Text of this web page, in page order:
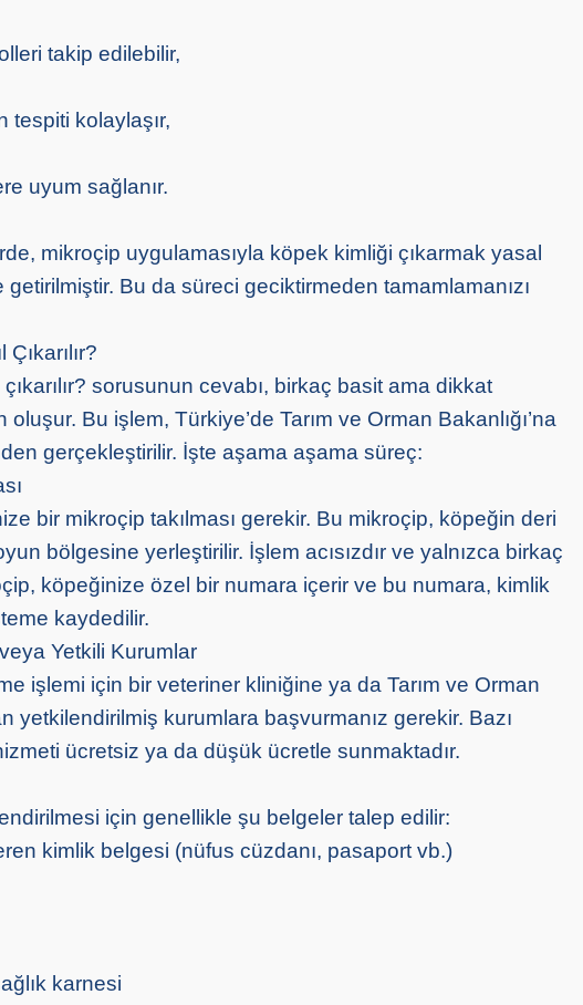
takip edilebilir,
tespiti kolaylaşır,
uyum sağlanır.
mikroçip uygulamasıyla köpek kimliği çıkarmak yasal
Bu da süreci geciktirmeden tamamlamanızı
sorusunun cevabı, birkaç basit ama dikkat
Bu işlem, Türkiye’de Tarım ve Orman Bakanlığı’na
gerçekleştirilir. İşte aşama aşama süreç:
bir mikroçip takılması gerekir. Bu mikroçip, köpeğin deri
bölgesine yerleştirilir. İşlem acısızdır ve yalnızca birkaç
köpeğinize özel bir numara içerir ve bu numara, kimlik
kaydedilir.
Yetkili Kurumlar
işlemi için bir veteriner kliniğine ya da Tarım ve Orman
yetkilendirilmiş kurumlara başvurmanız gerekir. Bazı
ücretsiz ya da düşük ücretle sunmaktadır.
için genellikle şu belgeler talep edilir:
kimlik belgesi (nüfus cüzdanı, pasaport vb.)
karnesi